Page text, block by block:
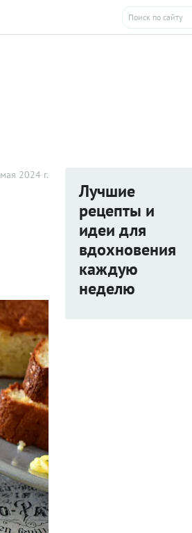
2024 г.
Лучшие
рецепты и
идеи для
вдохновения
каждую
неделю